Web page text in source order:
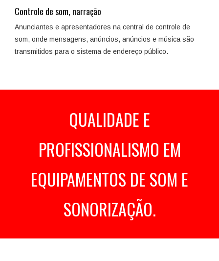
Controle de som, narração
Anunciantes e apresentadores na central de controle de
som, onde mensagens, anúncios, anúncios e música são
transmitidos para o sistema de endereço público.
QUALIDADE E
PROFISSIONALISMO EM
EQUIPAMENTOS DE SOM E
SONORIZAÇÃO.